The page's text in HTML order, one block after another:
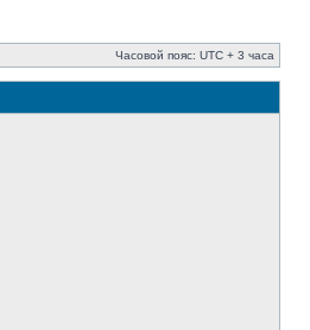
Часовой пояс: UTC + 3 часа